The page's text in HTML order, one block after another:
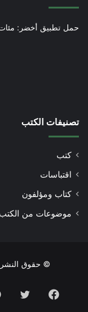
حمل تطبيق أخضر:
تصنيفات الكتب
كتب
اقتباسات
كتاب ومؤلفون
موضوعات من الكتب
© حقوق النشر 2026، جميع الحقوق
فيسبوك تويتر